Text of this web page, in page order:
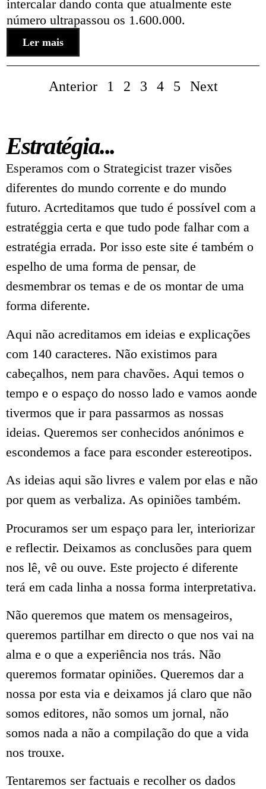
intercalar dando conta que atualmente este
número ultrapassou os 1.600.000.
Ler mais
Anterior 1 2 3 4 5 Next
Estratégia...
Esperamos com o Strategicist trazer visões
diferentes do mundo corrente e do mundo
futuro. Acrteditamos que tudo é possível com a
estratéggia certa e que tudo pode falhar com a
estratégia errada. Por isso este site é também o
espelho de uma forma de pensar, de
desmembrar os temas e de os montar de uma
forma diferente.
Aqui não acreditamos em ideias e explicações
com 140 caracteres. Não existimos para
cabeçalhos, nem para chavões. Aqui temos o
tempo e o espaço do nosso lado e vamos aonde
tivermos que ir para passarmos as nossas
ideias. Queremos ser conhecidos anónimos e
escondemos a face para esconder estereotipos.
As ideias aqui são livres e valem por elas e não
por quem as verbaliza. As opiniões também.
Procuramos ser um espaço para ler, interiorizar
e reflectir. Deixamos as conclusões para quem
nos lê, vê ou ouve. Este projecto é diferente
terá em cada linha a nossa forma interpretativa.
Não queremos que matem os mensageiros,
queremos partilhar em directo o que nos vai na
alma e o que a experiência nos trás. Não
queremos formatar opiniões. Queremos dar a
nossa por esta via e deixamos já claro que não
somos editores, não somos um jornal, não
somos nada a não a compilação do que a vida
nos trouxe.
Tentaremos ser factuais e recolher os dados